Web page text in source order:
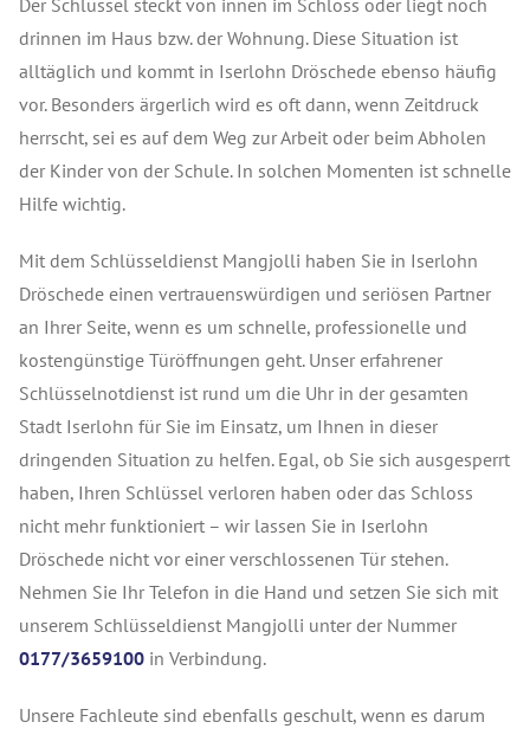
Der Schlüssel steckt von innen im Schloss oder liegt noch
drinnen im Haus bzw. der Wohnung. Diese Situation ist
alltäglich und kommt in Iserlohn Dröschede ebenso häufig
vor. Besonders ärgerlich wird es oft dann, wenn Zeitdruck
herrscht, sei es auf dem Weg zur Arbeit oder beim Abholen
der Kinder von der Schule. In solchen Momenten ist schnelle
Hilfe wichtig.
Mit dem Schlüsseldienst Mangjolli haben Sie in Iserlohn
Dröschede einen vertrauenswürdigen und seriösen Partner
an Ihrer Seite, wenn es um schnelle, professionelle und
kostengünstige Türöffnungen geht. Unser erfahrener
Schlüsselnotdienst ist rund um die Uhr in der gesamten
Stadt Iserlohn für Sie im Einsatz, um Ihnen in dieser
dringenden Situation zu helfen. Egal, ob Sie sich ausgesperrt
haben, Ihren Schlüssel verloren haben oder das Schloss
nicht mehr funktioniert – wir lassen Sie in Iserlohn
Dröschede nicht vor einer verschlossenen Tür stehen.
Nehmen Sie Ihr Telefon in die Hand und setzen Sie sich mit
unserem Schlüsseldienst Mangjolli unter der Nummer
0177/3659100 in Verbindung.
Unsere Fachleute sind ebenfalls geschult, wenn es darum